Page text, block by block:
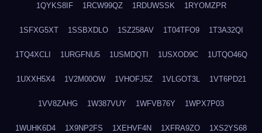
1QYKS8IF 1RCW99QZ 1RDUWSSK 1RYOMZPR
1SFXG5XT 1SSBXDLO 1SZ258AV 1T04TFO9 1T3A32QI
1TQ4XCLI 1URGFNU5 1USMDQTI 1USXOD9C 1UTQO46Q
1UXXH5X4 1V2M00OW 1VHOFJ5Z 1VLGOT3L 1VT6PD21
1VV8ZAHG 1W387VUY 1WFVB76Y 1WPX7P03
1WUHK6D4 1X9NP2FS 1XEHVF4N 1XFRA9ZO 1XS2YS68